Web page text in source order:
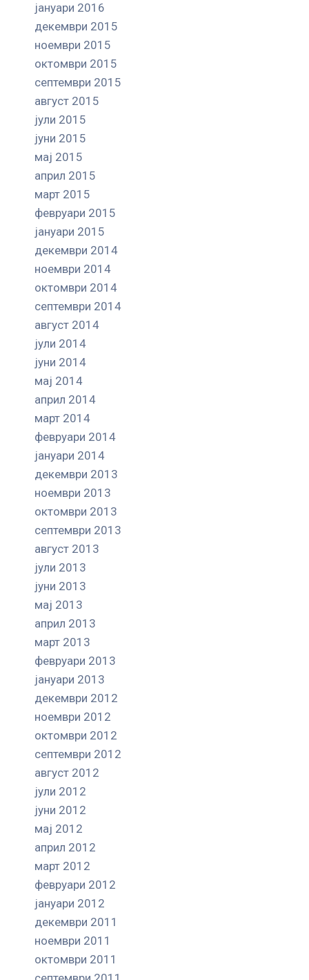
јануари 2016
декември 2015
ноември 2015
октомври 2015
септември 2015
август 2015
јули 2015
јуни 2015
мај 2015
април 2015
март 2015
февруари 2015
јануари 2015
декември 2014
ноември 2014
октомври 2014
септември 2014
август 2014
јули 2014
јуни 2014
мај 2014
април 2014
март 2014
февруари 2014
јануари 2014
декември 2013
ноември 2013
октомври 2013
септември 2013
август 2013
јули 2013
јуни 2013
мај 2013
април 2013
март 2013
февруари 2013
јануари 2013
декември 2012
ноември 2012
октомври 2012
септември 2012
август 2012
јули 2012
јуни 2012
мај 2012
април 2012
март 2012
февруари 2012
јануари 2012
декември 2011
ноември 2011
октомври 2011